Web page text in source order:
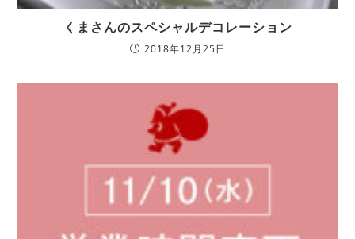
くまさんのスペシャルデコレーション
2018年12月25日